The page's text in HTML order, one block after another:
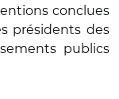
conclues
présidents des
publics